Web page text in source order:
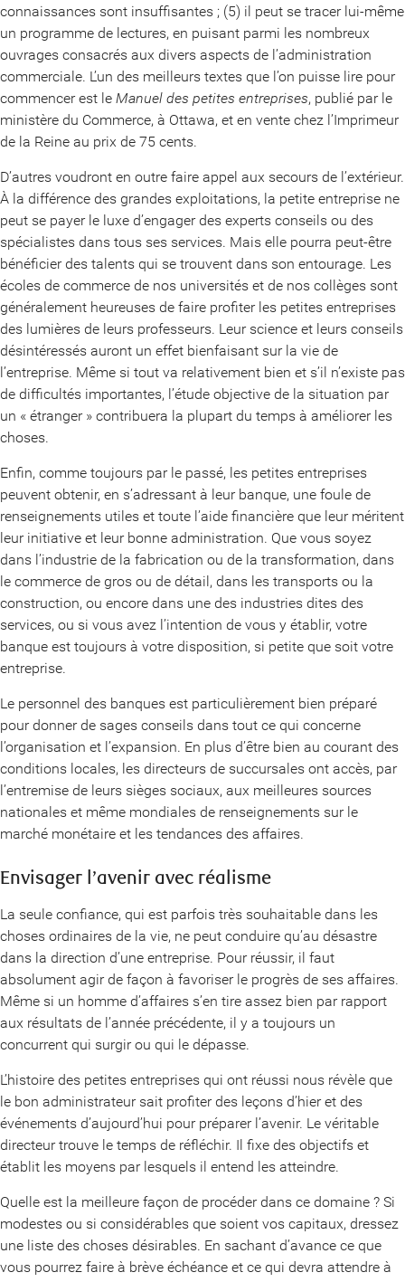
connaissances sont insuffisantes ; (5) il peut se tracer lui-même
un programme de lectures, en puisant parmi les nombreux
ouvrages consacrés aux divers aspects de l’administration
commerciale. L’un des meilleurs textes que l’on puisse lire pour
commencer est le Manuel des petites entreprises, publié par le
ministère du Commerce, à Ottawa, et en vente chez l’Imprimeur
de la Reine au prix de 75 cents.
D’autres voudront en outre faire appel aux secours de l’extérieur.
À la différence des grandes exploitations, la petite entreprise ne
peut se payer le luxe d’engager des experts conseils ou des
spécialistes dans tous ses services. Mais elle pourra peut-être
bénéficier des talents qui se trouvent dans son entourage. Les
écoles de commerce de nos universités et de nos collèges sont
généralement heureuses de faire profiter les petites entreprises
des lumières de leurs professeurs. Leur science et leurs conseils
désintéressés auront un effet bienfaisant sur la vie de
l’entreprise. Même si tout va relativement bien et s’il n’existe pas
de difficultés importantes, l’étude objective de la situation par
un « étranger » contribuera la plupart du temps à améliorer les
choses.
Enfin, comme toujours par le passé, les petites entreprises
peuvent obtenir, en s’adressant à leur banque, une foule de
renseignements utiles et toute l’aide financière que leur méritent
leur initiative et leur bonne administration. Que vous soyez
dans l’industrie de la fabrication ou de la transformation, dans
le commerce de gros ou de détail, dans les transports ou la
construction, ou encore dans une des industries dites des
services, ou si vous avez l’intention de vous y établir, votre
banque est toujours à votre disposition, si petite que soit votre
entreprise.
Le personnel des banques est particulièrement bien préparé
pour donner de sages conseils dans tout ce qui concerne
l’organisation et l’expansion. En plus d’être bien au courant des
conditions locales, les directeurs de succursales ont accès, par
l’entremise de leurs sièges sociaux, aux meilleures sources
nationales et même mondiales de renseignements sur le
marché monétaire et les tendances des affaires.
Envisager l’avenir avec réalisme
La seule confiance, qui est parfois très souhaitable dans les
choses ordinaires de la vie, ne peut conduire qu’au désastre
dans la direction d’une entreprise. Pour réussir, il faut
absolument agir de façon à favoriser le progrès de ses affaires.
Même si un homme d’affaires s’en tire assez bien par rapport
aux résultats de l’année précédente, il y a toujours un
concurrent qui surgir ou qui le dépasse.
L’histoire des petites entreprises qui ont réussi nous révèle que
le bon administrateur sait profiter des leçons d’hier et des
événements d’aujourd’hui pour préparer l’avenir. Le véritable
directeur trouve le temps de réfléchir. Il fixe des objectifs et
établit les moyens par lesquels il entend les atteindre.
Quelle est la meilleure façon de procéder dans ce domaine ? Si
modestes ou si considérables que soient vos capitaux, dressez
une liste des choses désirables. En sachant d’avance ce que
vous pourrez faire à brève échéance et ce qui devra attendre à